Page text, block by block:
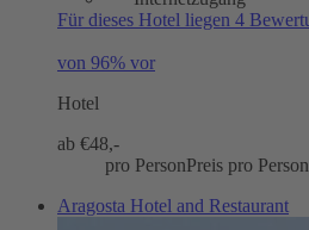
Für dieses Hotel liegen 4
von 96% vor
Hotel
ab €48,-
pro PersonPreis pro Person
Aragosta Hotel and Restaurant